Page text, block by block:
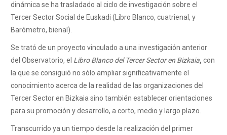
dinámica se ha trasladado al ciclo de investigación sobre el
Tercer Sector Social de Euskadi (Libro Blanco, cuatrienal, y
Barómetro, bienal).
Se trató de un proyecto vinculado a una investigación anterior
del Observatorio, el Libro Blanco del Tercer Sector en Bizkaia, con
la que se consiguió no sólo ampliar significativamente el
conocimiento acerca de la realidad de las organizaciones del
Tercer Sector en Bizkaia sino también establecer orientaciones
para su promoción y desarrollo, a corto, medio y largo plazo.
Transcurrido ya un tiempo desde la realización del primer